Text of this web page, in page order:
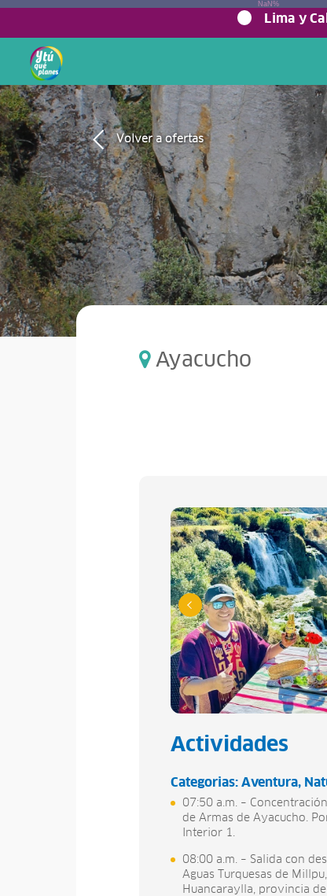
Lima y
NaN%
Volver a ofertas
Ayacucho
Actividades
Categorias: Aventura
07:50 a.m. –
de Armas de Ayacucho.
Interior 1.
08:00 a.m. – Salida con
Aguas Turquesas de
Huancaraylla, provincia